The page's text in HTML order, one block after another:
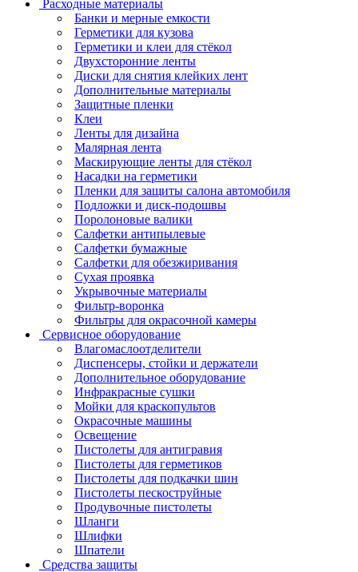
Расходные материалы
Банки и мерные емкости
Герметики для кузова
Герметики и клеи для стёкол
Двухсторонние ленты
Диски для снятия клейких лент
Дополнительные материалы
Защитные пленки
Клеи
Ленты для дизайна
Малярная лента
Маскирующие ленты для стёкол
Насадки на герметики
Пленки для защиты салона автомобиля
Подложки и диск-подошвы
Поролоновые валики
Салфетки антипылевые
Салфетки бумажные
Салфетки для обезжиривания
Сухая проявка
Укрывочные материалы
Фильтр-воронка
Фильтры для окрасочной камеры
Сервисное оборудование
Влагомаслоотделители
Диспенсеры, стойки и держатели
Дополнительное оборудование
Инфракрасные сушки
Мойки для краскопультов
Окрасочные машины
Освещение
Пистолеты для антигравия
Пистолеты для герметиков
Пистолеты для подкачки шин
Пистолеты пескоструйные
Продувочные пистолеты
Шланги
Шлифки
Шпатели
Средства защиты